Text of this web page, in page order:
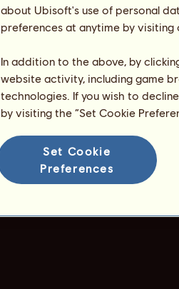
about Ubisoft's use of personal
preferences at anytime by
In addition to the above, by
website activity, including game
technologies. If you wish to
by visiting the “Set Cookie
Set Cookie
Preferences